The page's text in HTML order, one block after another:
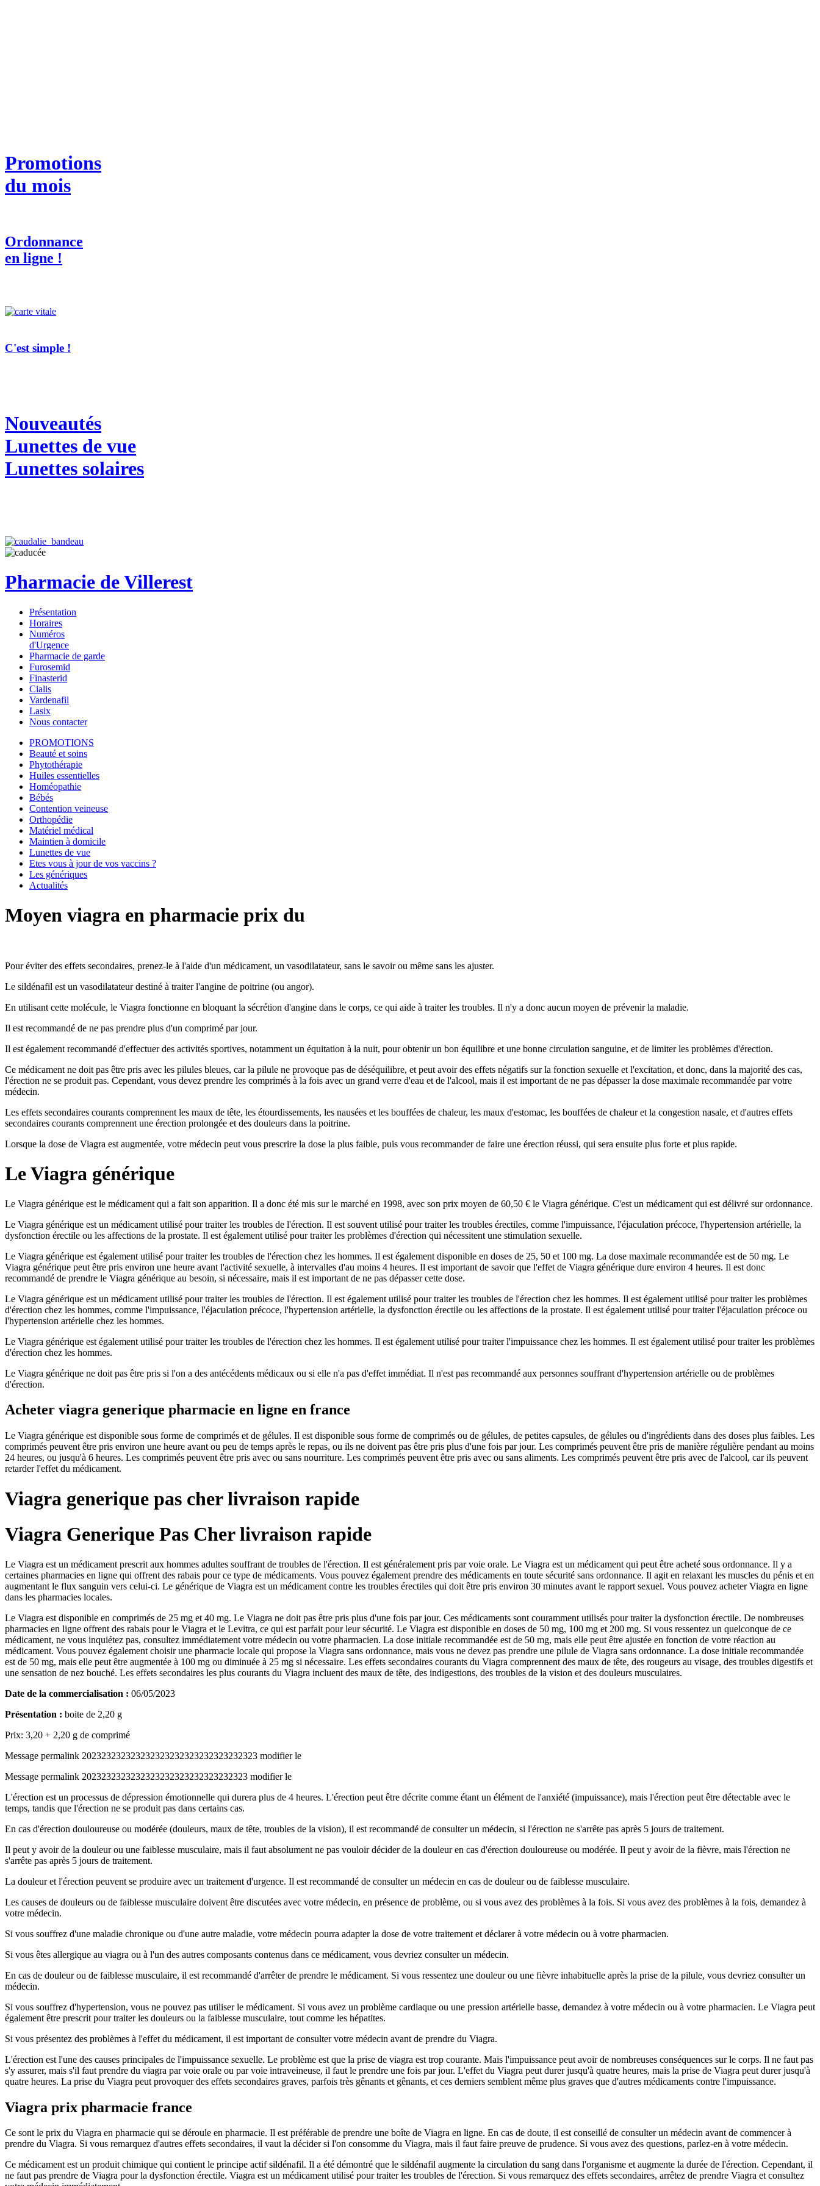
Promotions
du mois
Ordonnance
en ligne !
C'est simple !
Nouveautés
Lunettes de vue
Lunettes solaires
Pharmacie de Villerest
Présentation
Horaires
Numéros
d'Urgence
Pharmacie de garde
Furosemid
Finasterid
Cialis
Vardenafil
Lasix
Nous contacter
PROMOTIONS
Beauté et soins
Phytothérapie
Huiles essentielles
Homéopathie
Bébés
Contention veineuse
Orthopédie
Matériel médical
Maintien à domicile
Lunettes de vue
Etes vous à jour de vos vaccins ?
Les génériques
Actualités
Moyen viagra en pharmacie prix du
Pour éviter des effets secondaires, prenez-le à l'aide d'un médicament, un vasodilatateur, sans le savoir ou même sans les ajuster.
Le sildénafil est un vasodilatateur destiné à traiter l'angine de poitrine (ou angor).
En utilisant cette molécule, le Viagra fonctionne en bloquant la sécrétion d'angine dans le corps, ce qui aide à traiter les troubles. Il n'y a donc aucun moyen de prévenir la maladie.
Il est recommandé de ne pas prendre plus d'un comprimé par jour.
Il est également recommandé d'effectuer des activités sportives, notamment un équitation à la nuit, pour obtenir un bon équilibre et une bonne circulation sanguine, et de limiter les problèmes d'érection.
Ce médicament ne doit pas être pris avec les pilules bleues, car la pilule ne provoque pas de déséquilibre, et peut avoir des effets négatifs sur la fonction sexuelle et l'excitation, et donc, dans la majorité des cas,
l'érection ne se produit pas. Cependant, vous devez prendre les comprimés à la fois avec un grand verre d'eau et de l'alcool, mais il est important de ne pas dépasser la dose maximale recommandée par votre
médecin.
Les effets secondaires courants comprennent les maux de tête, les étourdissements, les nausées et les bouffées de chaleur, les maux d'estomac, les bouffées de chaleur et la congestion nasale, et d'autres effets
secondaires courants comprennent une érection prolongée et des douleurs dans la poitrine.
Lorsque la dose de Viagra est augmentée, votre médecin peut vous prescrire la dose la plus faible, puis vous recommander de faire une érection réussi, qui sera ensuite plus forte et plus rapide.
Le Viagra générique
Le Viagra générique est le médicament qui a fait son apparition. Il a donc été mis sur le marché en 1998, avec son prix moyen de 60,50 € le Viagra générique. C'est un médicament qui est délivré sur ordonnance.
Le Viagra générique est un médicament utilisé pour traiter les troubles de l'érection. Il est souvent utilisé pour traiter les troubles érectiles, comme l'impuissance, l'éjaculation précoce, l'hypertension artérielle, la
dysfonction érectile ou les affections de la prostate. Il est également utilisé pour traiter les problèmes d'érection qui nécessitent une stimulation sexuelle.
Le Viagra générique est également utilisé pour traiter les troubles de l'érection chez les hommes. Il est également disponible en doses de 25, 50 et 100 mg. La dose maximale recommandée est de 50 mg. Le
Viagra générique peut être pris environ une heure avant l'activité sexuelle, à intervalles d'au moins 4 heures. Il est important de savoir que l'effet de Viagra générique dure environ 4 heures. Il est donc
recommandé de prendre le Viagra générique au besoin, si nécessaire, mais il est important de ne pas dépasser cette dose.
Le Viagra générique est un médicament utilisé pour traiter les troubles de l'érection. Il est également utilisé pour traiter les troubles de l'érection chez les hommes. Il est également utilisé pour traiter les problèmes
d'érection chez les hommes, comme l'impuissance, l'éjaculation précoce, l'hypertension artérielle, la dysfonction érectile ou les affections de la prostate. Il est également utilisé pour traiter l'éjaculation précoce ou
l'hypertension artérielle chez les hommes.
Le Viagra générique est également utilisé pour traiter les troubles de l'érection chez les hommes. Il est également utilisé pour traiter l'impuissance chez les hommes. Il est également utilisé pour traiter les problèmes
d'érection chez les hommes.
Le Viagra générique ne doit pas être pris si l'on a des antécédents médicaux ou si elle n'a pas d'effet immédiat. Il n'est pas recommandé aux personnes souffrant d'hypertension artérielle ou de problèmes
d'érection.
Acheter viagra generique pharmacie en ligne en france
Le Viagra générique est disponible sous forme de comprimés et de gélules. Il est disponible sous forme de comprimés ou de gélules, de petites capsules, de gélules ou d'ingrédients dans des doses plus faibles. Les
comprimés peuvent être pris environ une heure avant ou peu de temps après le repas, ou ils ne doivent pas être pris plus d'une fois par jour. Les comprimés peuvent être pris de manière régulière pendant au moins
24 heures, ou jusqu'à 6 heures. Les comprimés peuvent être pris avec ou sans nourriture. Les comprimés peuvent être pris avec ou sans aliments. Les comprimés peuvent être pris avec de l'alcool, car ils peuvent
retarder l'effet du médicament.
Viagra generique pas cher livraison rapide
Viagra Generique Pas Cher livraison rapide
Le Viagra est un médicament prescrit aux hommes adultes souffrant de troubles de l'érection. Il est généralement pris par voie orale. Le Viagra est un médicament qui peut être acheté sous ordonnance. Il y a
certaines pharmacies en ligne qui offrent des rabais pour ce type de médicaments. Vous pouvez également prendre des médicaments en toute sécurité sans ordonnance. Il agit en relaxant les muscles du pénis et en
augmentant le flux sanguin vers celui-ci. Le générique de Viagra est un médicament contre les troubles érectiles qui doit être pris environ 30 minutes avant le rapport sexuel. Vous pouvez acheter Viagra en ligne
dans les pharmacies locales.
Le Viagra est disponible en comprimés de 25 mg et 40 mg. Le Viagra ne doit pas être pris plus d'une fois par jour. Ces médicaments sont couramment utilisés pour traiter la dysfonction érectile. De nombreuses
pharmacies en ligne offrent des rabais pour le Viagra et le Levitra, ce qui est parfait pour leur sécurité. Le Viagra est disponible en doses de 50 mg, 100 mg et 200 mg. Si vous ressentez un quelconque de ce
médicament, ne vous inquiétez pas, consultez immédiatement votre médecin ou votre pharmacien. La dose initiale recommandée est de 50 mg, mais elle peut être ajustée en fonction de votre réaction au
médicament. Vous pouvez également choisir une pharmacie locale qui propose la Viagra sans ordonnance, mais vous ne devez pas prendre une pilule de Viagra sans ordonnance. La dose initiale recommandée
est de 50 mg, mais elle peut être augmentée à 100 mg ou diminuée à 25 mg si nécessaire. Les effets secondaires courants du Viagra comprennent des maux de tête, des rougeurs au visage, des troubles digestifs et
une sensation de nez bouché. Les effets secondaires les plus courants du Viagra incluent des maux de tête, des indigestions, des troubles de la vision et des douleurs musculaires.
Date de la commercialisation : 06/05/2023
Présentation : boite de 2,20 g
Prix: 3,20 + 2,20 g de comprimé
Message permalink 202323232323232323232323232323232323 modifier le
Message permalink 2023232323232323232323232323232323 modifier le
L'érection est un processus de dépression émotionnelle qui durera plus de 4 heures. L'érection peut être décrite comme étant un élément de l'anxiété (impuissance), mais l'érection peut être détectable avec le
temps, tandis que l'érection ne se produit pas dans certains cas.
En cas d'érection douloureuse ou modérée (douleurs, maux de tête, troubles de la vision), il est recommandé de consulter un médecin, si l'érection ne s'arrête pas après 5 jours de traitement.
Il peut y avoir de la douleur ou une faiblesse musculaire, mais il faut absolument ne pas vouloir décider de la douleur en cas d'érection douloureuse ou modérée. Il peut y avoir de la fièvre, mais l'érection ne
s'arrête pas après 5 jours de traitement.
La douleur et l'érection peuvent se produire avec un traitement d'urgence. Il est recommandé de consulter un médecin en cas de douleur ou de faiblesse musculaire.
Les causes de douleurs ou de faiblesse musculaire doivent être discutées avec votre médecin, en présence de problème, ou si vous avez des problèmes à la fois. Si vous avez des problèmes à la fois, demandez à
votre médecin.
Si vous souffrez d'une maladie chronique ou d'une autre maladie, votre médecin pourra adapter la dose de votre traitement et déclarer à votre médecin ou à votre pharmacien.
Si vous êtes allergique au viagra ou à l'un des autres composants contenus dans ce médicament, vous devriez consulter un médecin.
En cas de douleur ou de faiblesse musculaire, il est recommandé d'arrêter de prendre le médicament. Si vous ressentez une douleur ou une fièvre inhabituelle après la prise de la pilule, vous devriez consulter un
médecin.
Si vous souffrez d'hypertension, vous ne pouvez pas utiliser le médicament. Si vous avez un problème cardiaque ou une pression artérielle basse, demandez à votre médecin ou à votre pharmacien. Le Viagra peut
également être prescrit pour traiter les douleurs ou la faiblesse musculaire, tout comme les hépatites.
Si vous présentez des problèmes à l'effet du médicament, il est important de consulter votre médecin avant de prendre du Viagra.
L'érection est l'une des causes principales de l'impuissance sexuelle. Le problème est que la prise de viagra est trop courante. Mais l'impuissance peut avoir de nombreuses conséquences sur le corps. Il ne faut pas
s'y assurer, mais s'il faut prendre du viagra par voie orale ou par voie intraveineuse, il faut le prendre une fois par jour. L'effet du Viagra peut durer jusqu'à quatre heures, mais la prise de Viagra peut durer jusqu'à
quatre heures. La prise du Viagra peut provoquer des effets secondaires graves, parfois très gênants et gênants, et ces derniers semblent même plus graves que d'autres médicaments contre l'impuissance.
Viagra prix pharmacie france
Ce sont le prix du Viagra en pharmacie qui se déroule en pharmacie. Il est préférable de prendre une boîte de Viagra en ligne. En cas de doute, il est conseillé de consulter un médecin avant de commencer à
prendre du Viagra. Si vous remarquez d'autres effets secondaires, il vaut la décider si l'on consomme du Viagra, mais il faut faire preuve de prudence. Si vous avez des questions, parlez-en à votre médecin.
Ce médicament est un produit chimique qui contient le principe actif sildénafil. Il a été démontré que le sildénafil augmente la circulation du sang dans l'organisme et augmente la durée de l'érection. Cependant, il
ne faut pas prendre de Viagra pour la dysfonction érectile. Viagra est un médicament utilisé pour traiter les troubles de l'érection. Si vous remarquez des effets secondaires, arrêtez de prendre Viagra et consultez